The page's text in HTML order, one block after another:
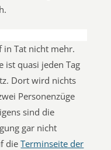
in Tat nicht mehr.
ist quasi jeden Tag
Dort wird nichts
Personenzüge
sind die
gar nicht
dieTerminseite der